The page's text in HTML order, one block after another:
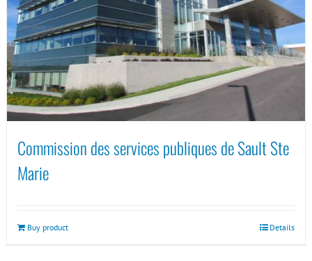
Commission des services publiques de Sault Ste
Marie
Buy product Details